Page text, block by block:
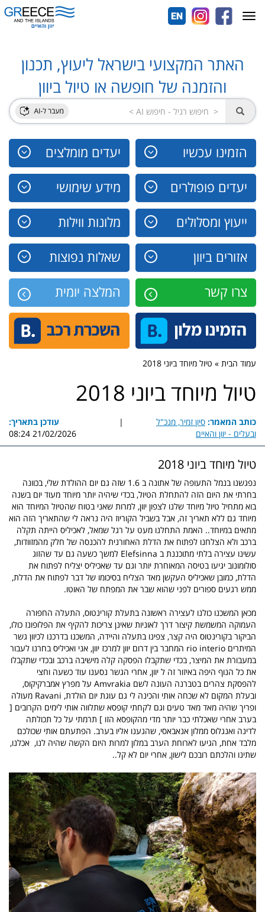
האתר המקצועי בישראל ליעוץ, תכנון
והזמנה של חופשה או טיול ביוון
הזמינו עכשיו יעדים מומלצים
יעדים פופולרים מידע שימושי
ייעוץ ומסלולים מלונות ווילות
אזורים ביוון שאלות נפוצות
צרו קשר המלצה יומית
Toggle
navigation
עמוד הבית » טיול מיוחד ביוני 2018
טיול מיוחד ביוני 2018
כותב המאמר: סיון זמיר, מנכ"ל
ובעלים - יוון והאיים
|
עודכן בתאריך:
21/02/2026 08:24
טיול מיוחד ביוני 2018
נפגשנו בנמל התעופה של אתונה ב 1.6 שזה גם יום ההולדת שלי, בכוונה
בחרתי את היום הזה להתחלת הטיול, בכדי שיהיה יותר מיוחד מעוד יום בשנה
בוא מתחיל טיול מיוחד שלנו לצפון יוון, למרות שאני בטוח שהטיול המיוחד הוא
מיוחד גם ללא תאריך זה, אבל בשביל הקוריוז היה נראה לי שהתאריך הזה הוא
מתאים במיוחד.. האמת התחלנו מעט על רגל שמאל, לאכיליס הייתה תקלה
ברכב ולא הצלחנו לפתוח את הדלת האחורנית להכנסה של חלק מהמזוודות,
עשינו עצירה בלתי מתוכננת ב Elefsinna למשך כשעה גם עד שהזוג
סולומונוב יגיעו בטיסה המאוחרת יותר וגם עד שאכיליס יצליח לפתוח את
הדלת, כמובן שאכיליס העקשן מאד הצליח בסיכומו של דבר לפתוח את הדלת,
ממש רגעים ספורים לפני שהוא שבר את המפתח של האוטו.
מכאן המשכנו כולנו לעצירה ראשונה בתעלת קורינטוס, התעלה החפורה
העמוקה המשמשת קיצור דרך לאוניות שאינן צריכות להקיף את הפלופונז כולו,
הביקור בקורינטוס היה קצר, צפינו בתעלה והיידה, המשכנו בדרכנו לכיוון גשר
המיתרים rio interio המחבר בין דרום יוון למרכז יוון, אני ואכיליס בחרנו לעבור
במעבורת את המיצר, בכדי שתקבלו הפסקה קלה מישיבה ברכב ובכדי שתקבלו
את כל הנוף היפה באיזור זה ל יוון, אחרי הגשר נסענו עוד כשעה וחצי
להפסקת צהרים בטברנה העונה לשם Amvrakia על מפרץ אמברקיקוס,
ובעלת המקום לא שכחה אותי והכינה לי גם עוגת יום הולדת, Ravani מעולה
ופריך שהיה מאד מאד טעים וגם לקחתי קופסא שתלווה אותי לימים הקרובים [
בערב אחרי שאכלתי כבר יותר מדי מהקופסא הזו ] תרמתי על כל תכולתה
לדינה ואנגלוס ממלון אנאבאסי, שהגענו אליו בערב. הפתעתם אותי שכולכם
מלבד אחת, הגיעו לארוחת הערב במלון למרות היום הקשה שהיה לנו, אכלנו,
שתינו והלכתם רובכם לישון, אחרי יום לא קל..